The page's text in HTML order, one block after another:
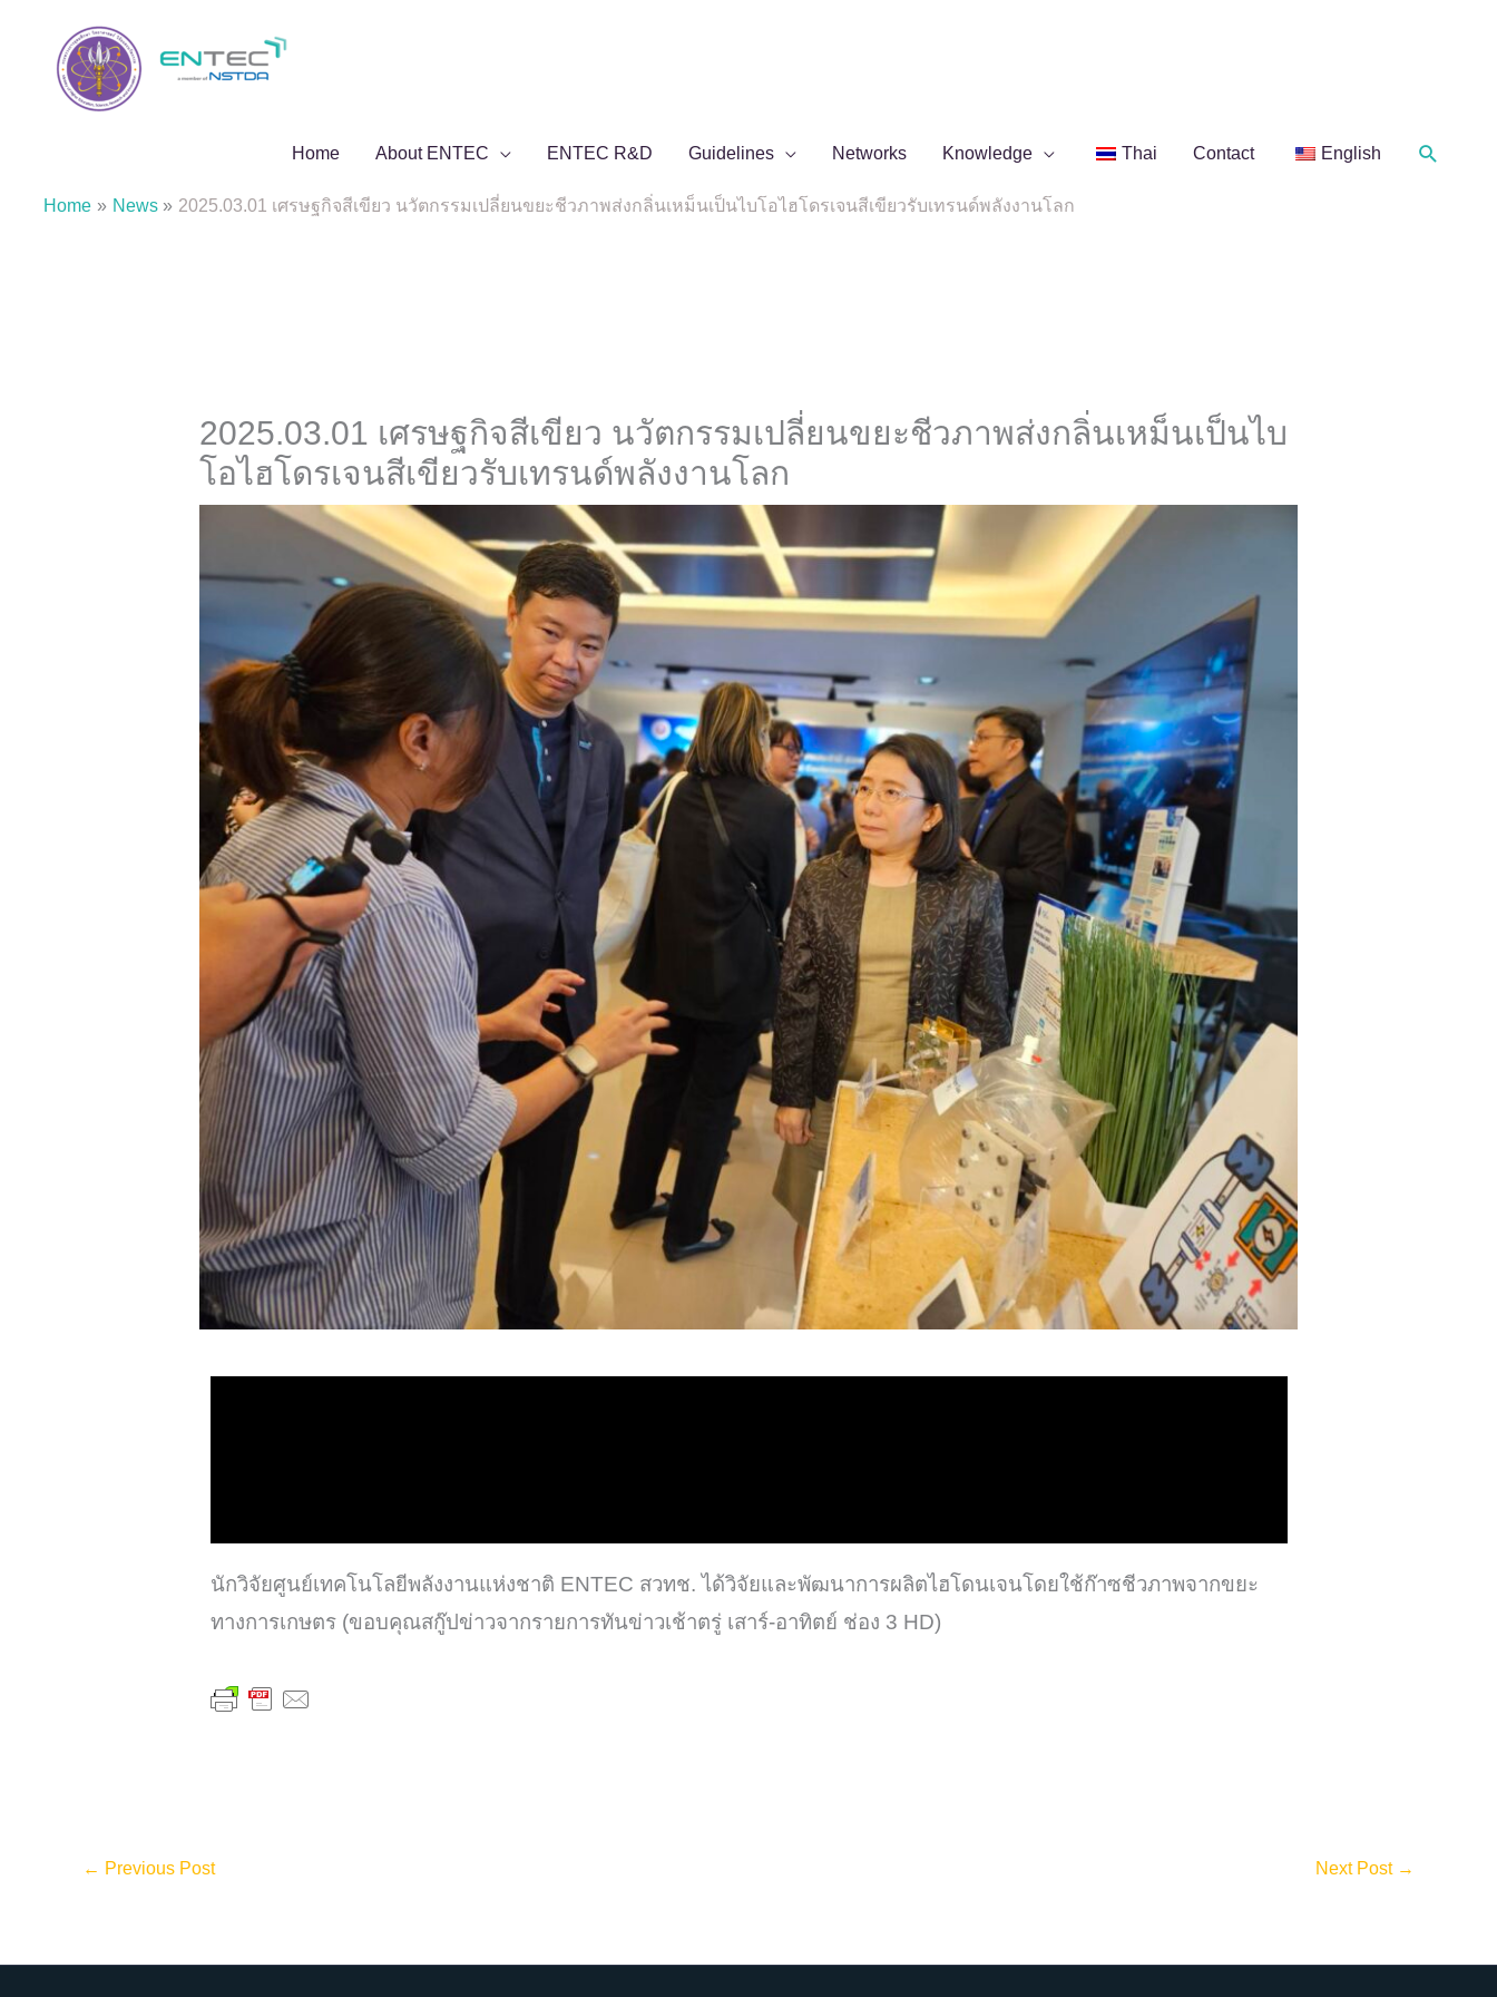
Home About ENTEC ENTEC R&D Guidelines Networks Knowledge Thai Contact English Search
Home News 2025.03.01 เศรษฐกิจสีเขียว นวัตกรรมเปลี่ยนขยะชีวภาพส่งกลิ่นเหม็นเป็นไบโอไฮโดรเจนสีเขียวรับเทรนด์พลังงานโลก
2025.03.01 เศรษฐกิจสีเขียว นวัตกรรมเปลี่ยนขยะชีวภาพส่งกลิ่นเหม็นเป็นไบ
โอไฮโดรเจนสีเขียวรับเทรนด์พลังงานโลก
นักวิจัยศูนย์เทคโนโลยีพลังงานแห่งชาติ ENTEC สวทช. ได้วิจัยและพัฒนาการผลิตไฮโดนเจนโดยใช้ก๊าซชีวภาพจากขยะ
ทางการเกษตร (ขอบคุณสกู๊ปข่าวจากรายการทันข่าวเช้าตรู่ เสาร์-อาทิตย์ ช่อง 3 HD)
← Previous Post Next Post →